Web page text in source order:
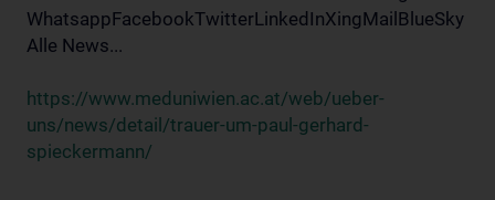
WhatsappFacebookTwitterLinkedInXingMailBlueSky
Alle News...
https://www.meduniwien.ac.at/web/ueber-
uns/news/detail/trauer-um-paul-gerhard-
spieckermann/